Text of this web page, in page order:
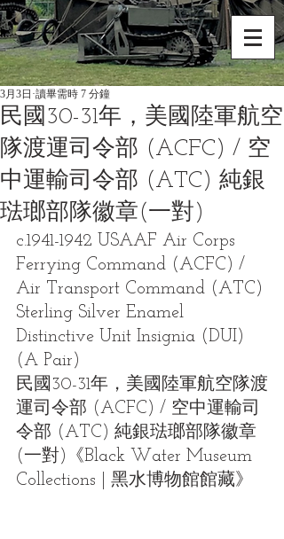
民國30-31年，美國陸軍航空
隊渡運司令部 (ACFC) / 空
中運輸司令部 (ATC) 純銀
琺瑯部隊徽章(一對)
3月3日 讀畢需時 7 分鐘
c.1941-1942 USAAF Air Corps
Ferrying Command (ACFC) /
Air Transport Command (ATC)
Sterling Silver Enamel
Distinctive Unit Insignia (DUI)
(A Pair)
民國30-31年，美國陸軍航空隊渡
運司令部 (ACFC) / 空中運輸司
令部 (ATC) 純銀琺瑯部隊徽章
(一對) 《Black Water Museum
Collections | 黑水博物館館藏》